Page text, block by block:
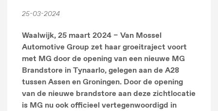
25-03-2024
Waalwijk, 25 maart 2024 – Van Mossel
Automotive Group zet haar groeitraject voort
met MG door de opening van een nieuwe MG
Brandstore in Tynaarlo, gelegen aan de A28
tussen Assen en Groningen. Door de opening
van de nieuwe brandstore aan deze zichtlocatie
is MG nu ook officieel vertegenwoordigd in